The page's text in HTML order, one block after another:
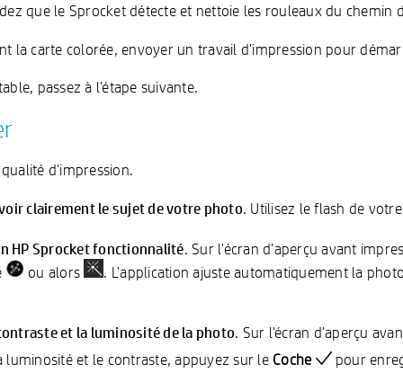
que le Sprocket détecte et nettoie les rouleaux du chemin
la carte colorée, envoyer un travail d'impression pour
passez à l'étape suivante.
d'impression.
clairement le sujet de votre photo. Utilisez le flash de
HP Sprocketfonctionnalité. Sur l'écran d'aperçu avant
ou alors . L'application ajuste automatiquement la
et la luminosité de la photo. Sur l'écran d'aperçu
luminosité et le contraste, appuyez sur le Coche pour